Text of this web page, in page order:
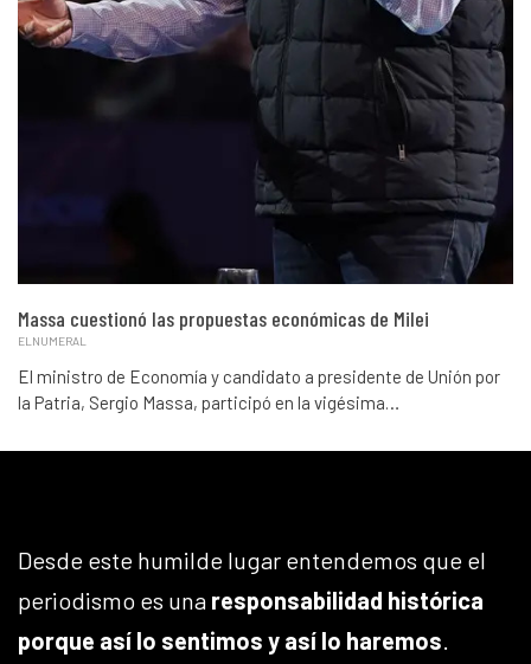
Massa cuestionó las propuestas económicas de Milei
ELNUMERAL
El ministro de Economía y candidato a presidente de Unión por
la Patria, Sergio Massa, participó en la vigésima…
Desde este humilde lugar entendemos que el
periodismo es una responsabilidad histórica
porque así lo sentimos y así lo haremos.